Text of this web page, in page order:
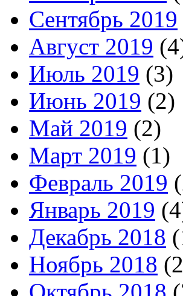
Сентябрь 2019
Август 2019
Июль 2019 (3)
Июнь 2019 (2)
Май 2019 (2)
Март 2019 (1)
Февраль 2019
Январь 2019
Декабрь 2018
Ноябрь 2018